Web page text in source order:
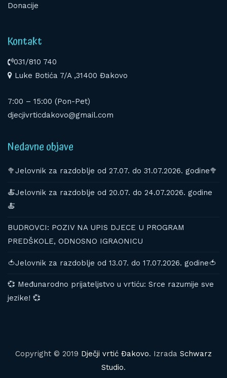
Donacije
Kontakt
031/810 740
Luke Botića 7/A ,31400 Đakovo
7:00 – 15:00 (Pon-Pet)
djecjivrticdakovo@gmail.com
Nedavne objave
🥦Jelovnik za razdoblje od 27.07. do 31.07.2026. godine🥦
🍝Jelovnik za razdoblje od 20.07. do 24.07.2026. godine
🍝
BUDROVCI: POZIV NA UPIS DJECE U PROGRAM
PREDŠKOLE, ODNOSNO IGRAONICU
🍅Jelovnik za razdoblje od 13.07. do 17.07.2026. godine🍅
💞 Međunarodno prijateljstvo u vrtiću: Srce razumije sve
jezike! 💞
Copyright © 2019 Dječji vrtić Đakovo. Izrada Schwarz
Studio.